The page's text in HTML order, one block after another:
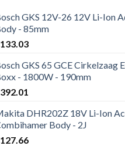
GKS 12V-26 12V Li-Ion
- 85mm
133.03
GKS 65 GCE Cirkelzaag
- 1800W - 190mm
392.01
DHR202Z 18V Li-Ion
Body - 2J
127.66